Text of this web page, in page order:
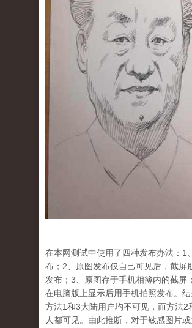
在本网测试中使用了四种发布办法：1
布；2、原图发布仅自己可见后，截屏
发布；3、原图存于手机相簿内的截屏
在电脑版上显示后用手机拍照发布。结
方法1和3大陆用户均不可见，而方法2
人都可见。由此推断，对于敏感图片